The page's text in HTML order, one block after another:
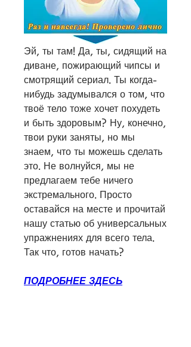
Эй, ты там! Да, ты, сидящий на
диване, пожирающий чипсы и
смотрящий сериал. Ты когда-
нибудь задумывался о том, что
твоё тело тоже хочет похудеть
и быть здоровым? Ну, конечно,
твои руки заняты, но мы
знаем, что ты можешь сделать
это. Не волнуйся, мы не
предлагаем тебе ничего
экстремального. Просто
оставайся на месте и прочитай
нашу статью об универсальных
упражнениях для всего тела.
Так что, готов начать?
ПОДРОБНЕЕ ЗДЕСЬ